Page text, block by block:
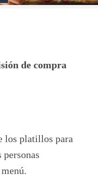
de compra
los platillos para